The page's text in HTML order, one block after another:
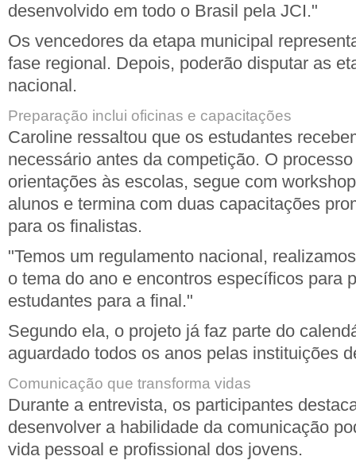
desenvolvido em todo o Brasil pela JCI."
Os vencedores da etapa municipal
fase regional. Depois, poderão disputar as
nacional.
Preparação inclui oficinas e capacitações
Caroline ressaltou que os estudantes
necessário antes da competição. O
orientações às escolas, segue com
alunos e termina com duas capacitações
para os finalistas.
"Temos um regulamento nacional,
o tema do ano e encontros específicos para
estudantes para a final."
Segundo ela, o projeto já faz parte do
aguardado todos os anos pelas instituições
Comunicação que transforma vidas
Durante a entrevista, os participantes
desenvolver a habilidade da comunicação
vida pessoal e profissional dos jovens.